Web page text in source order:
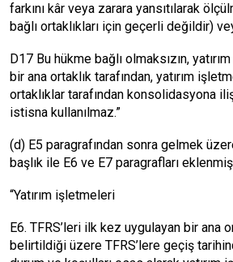
farkını kâr veya zarara yansıtılarak
bağlı ortaklıkları için geçerli değildir)
D17 Bu hükme bağlı olmaksızın,
bir ana ortaklık tarafından, yatırım
ortaklıklar tarafından konsolidasyona
istisna kullanılmaz.”
(d) E5 paragrafından sonra gelmek
başlık ile E6 ve E7 paragrafları
“Yatırım işletmeleri
E6. TFRS’leri ilk kez uygulayan bir ana
belirtildiği üzere TFRS’lere geçiş